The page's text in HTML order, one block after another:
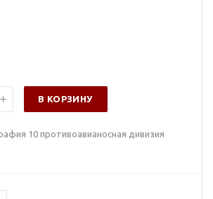
В КОРЗИНУ
10 противоавианосная дивизия